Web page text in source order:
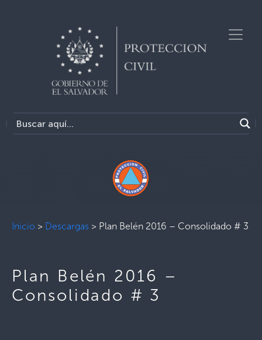
Inicio > Descargas > Plan Belén 2016 – Consolidado # 3
Plan Belén 2016 –
Consolidado # 3